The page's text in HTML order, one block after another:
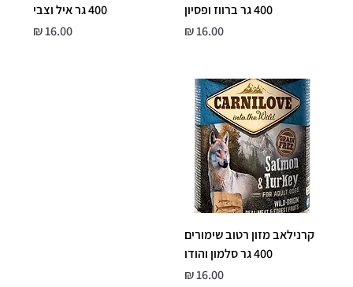
400 גר ברווז ופסיון
מחיר
400 גר איל וצבי
מחיר
קרנילאב מזון רטוב שימורים
400 גר סלמון והודו
מחיר